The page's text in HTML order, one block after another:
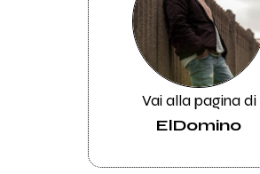
Vai alla pagina di
ElDomino